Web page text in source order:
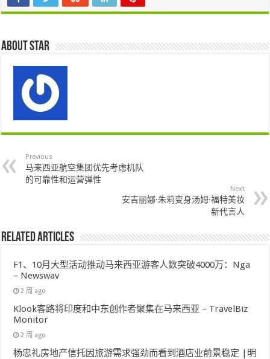
About star
Previous
马来西亚航空集团优先考虑机队
的可靠性和运营弹性
Next
安吉丽娜·朱莉变身汤姆·福特美妆
新代言人
Related Articles
F1、10月大型活动推动马来西亚游客人数突破4000万：Nga
– Newswav
2 周 ago
Klook客路将印度和中东创作者聚集在马来西亚 – TravelBiz
Monitor
2 周 ago
杨忠礼房地产信托因旅游需求强劲而看到酒店业前景稳定 |明